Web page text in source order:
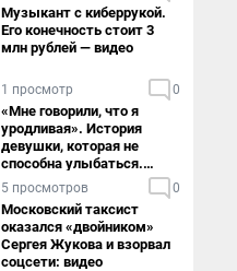
Музыкант с киберрукой.
Его конечность стоит 3
млн рублей — видео
1 просмотр 0
«Мне говорили, что я
уродливая». История
девушки, которая не
способна улыбаться.
Видео
5 просмотров 0
Московский таксист
оказался «двойником»
Сергея Жукова и взорвал
соцсети: видео